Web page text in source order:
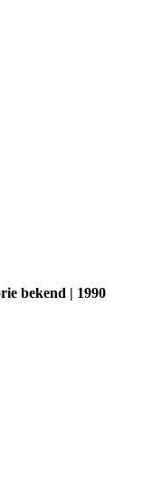
bekend | 1990